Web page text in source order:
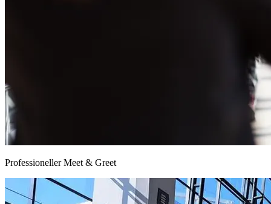
Professioneller Meet & Greet